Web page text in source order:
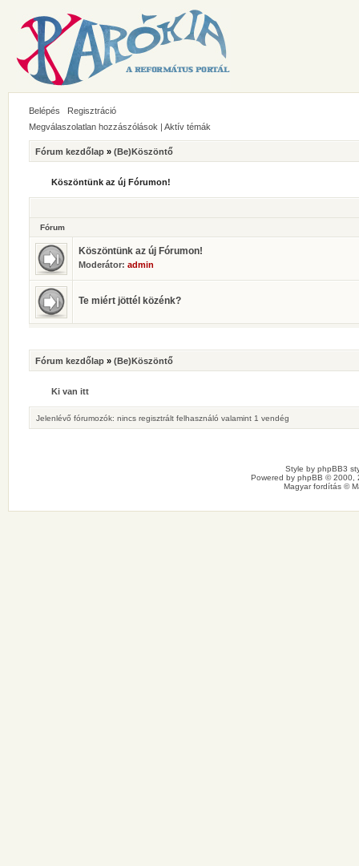
Belépés
Regisztráció
Megválaszolatlan hozzászólások | Aktív témák
Fórum kezdőlap » (Be)Köszöntő
Köszöntünk az új Fórumon!
Fórum
Köszöntünk az új Fórumon!
Moderátor: admin
Te miért jöttél közénk?
Fórum kezdőlap » (Be)Köszöntő
Ki van itt
Jelenlévő fórumozók: nincs regisztrált felhasználó valamint 1 vendég
Style by phpBB3
Powered by phpBB © 2000,
Magyar fordítás ©